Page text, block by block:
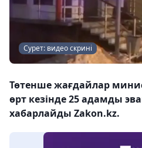
Сурет: видео скрині
Төтенше жағдайлар
өрт кезінде 25 адамды
хабарлайды Zakon.kz.